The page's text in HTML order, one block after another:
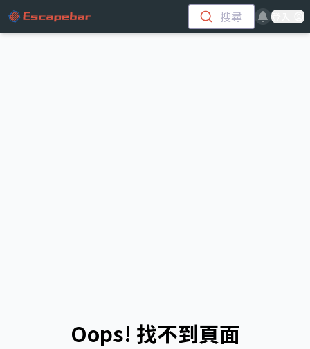
跳至主要內容
搜尋 登入
Oops! 找不到頁面